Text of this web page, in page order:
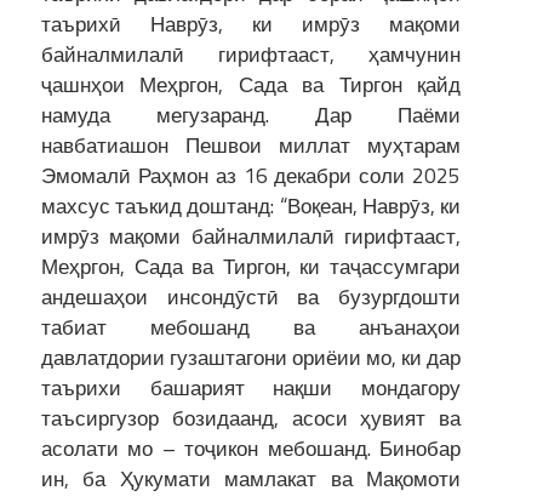
таърихӣ Наврӯз, ки имрӯз мақоми
байналмилалӣ гирифтааст, ҳамчунин
ҷашнҳои Меҳргон, Сада ва Тиргон қайд
намуда мегузаранд. Дар Паёми
навбатиашон Пешвои миллат муҳтарам
Эмомалӣ Раҳмон аз 16 декабри соли 2025
махсус таъкид доштанд: “Воқеан, Наврӯз, ки
имрӯз мақоми байналмилалӣ гирифтааст,
Меҳргон, Сада ва Тиргон, ки таҷассумгари
андешаҳои инсондӯстӣ ва бузургдошти
табиат мебошанд ва анъанаҳои
давлатдории гузаштагони ориёии мо, ки дар
таърихи башарият нақши мондагору
таъсиргузор бозидаанд, асоси ҳувият ва
асолати мо – тоҷикон мебошанд. Бинобар
ин, ба Ҳукумати мамлакат ва Мақомоти